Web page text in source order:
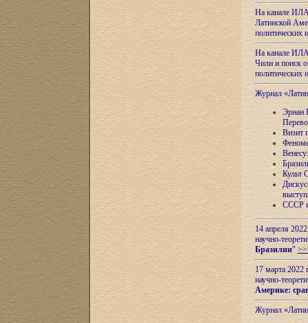
На канале
Латинской
На канале
Чили и поиск
Журнал
Эрнан
Визит
Культ
СССР и
14 апреля
научно-
Бразилии"
17 марта 2022
научно-
Америке:
Журнал